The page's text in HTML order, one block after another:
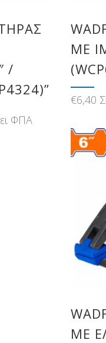
/
ΦΠΑ
ΜΕ
€6,40
ΜΕ